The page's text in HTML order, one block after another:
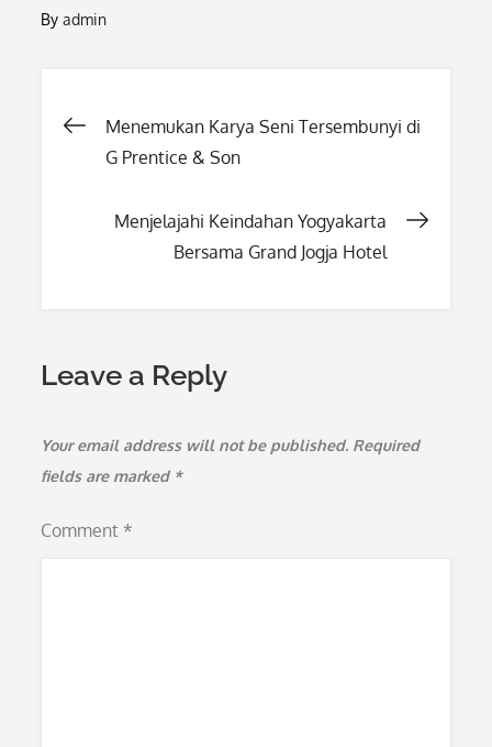
Byadmin
Post
Menemukan Karya Seni Tersembunyi di
G Prentice & Son
Menjelajahi Keindahan Yogyakarta
Bersama Grand Jogja Hotel
Leave a Reply
Your email address will not be published. Required
fields are marked *
Comment *